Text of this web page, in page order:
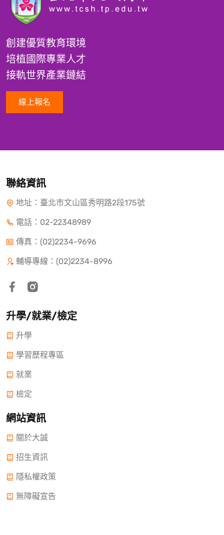
創建優質教育環境
培植國際專業人才
接軌世界產業鏈結
線上報名
聯絡資訊
地址：臺北市文山區秀明路2段175號
電話： 02-22348989
傳真：(02)2234-9696
輔導專線：(02)2234-8996
升學/就業/檢定
升學
學習歷程專區
就業
檢定
網站資訊
關於大誠
招生資訊
隱私權政策
無障礙宣告